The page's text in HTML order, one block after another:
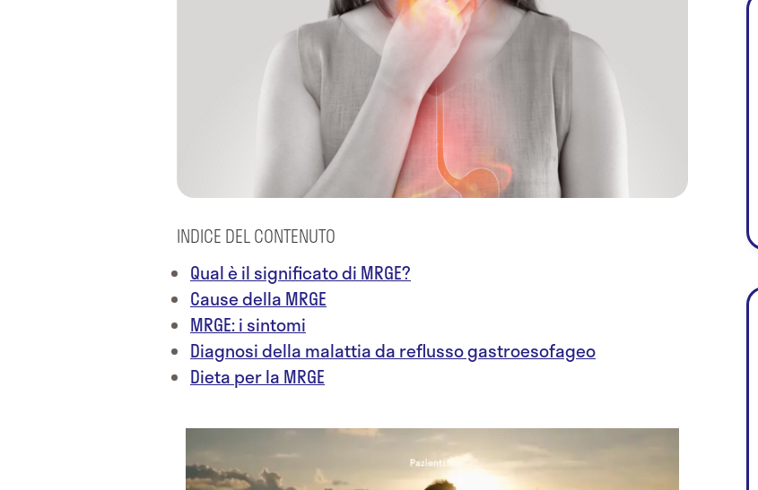
INDICE DEL CONTENUTO
Qual è il significato di MRGE?
Cause della MRGE
MRGE: i sintomi
Diagnosi della malattia da reflusso gastroesofageo
Dieta per la MRGE